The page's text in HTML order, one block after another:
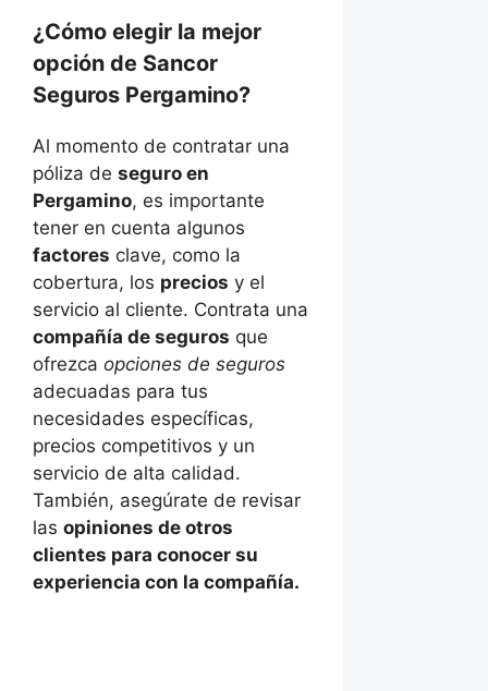
¿Cómo elegir la mejor
opción de Sancor
Seguros Pergamino?
Al momento de contratar una
póliza de seguro en
Pergamino, es importante
tener en cuenta algunos
factores clave, como la
cobertura, los precios y el
servicio al cliente. Contrata una
compañía de seguros que
ofrezca opciones de seguros
adecuadas para tus
necesidades específicas,
precios competitivos y un
servicio de alta calidad.
También, asegúrate de revisar
las opiniones de otros
clientes para conocer su
experiencia con la compañía.